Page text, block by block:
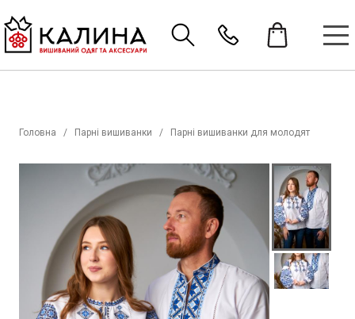
Головна Парні вишиванки Парні вишиванки для молодят